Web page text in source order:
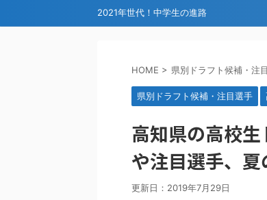
2021年世代！中学生の進路
生・高校球児の気になる進
路！高校野球
HOME > 県別ドラフト候補・注
県別ドラフト候補・注目選手
高知県の高校
や注目選手、
更新日： 2019年7月29日